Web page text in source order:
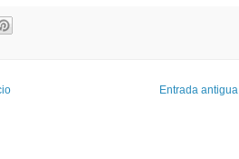
Entrada antigua